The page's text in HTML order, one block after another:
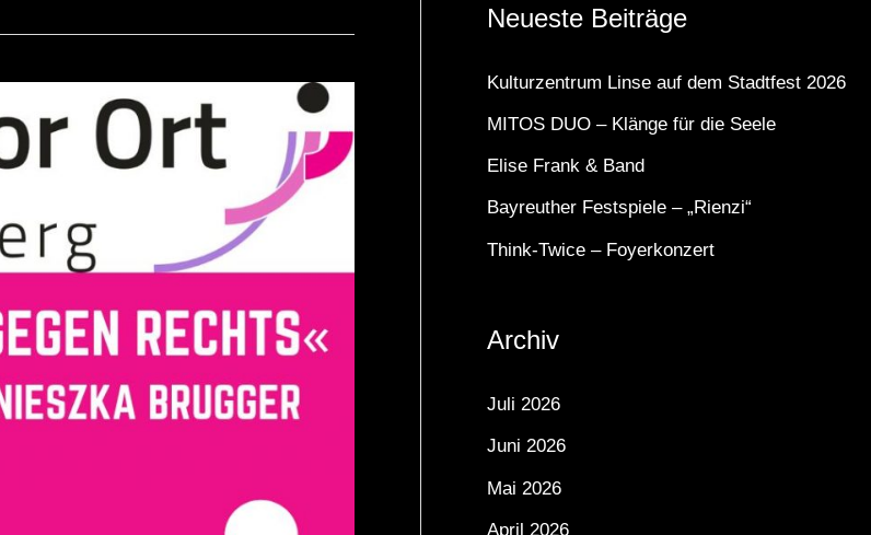
e
h
Neueste Beiträge
Kulturzentrum Linse auf dem Stadtfest 2026
MITOS DUO – Klänge für die Seele
Elise Frank & Band
Bayreuther Festspiele – „Rienzi“
Think-Twice – Foyerkonzert
Archiv
Juli 2026
Juni 2026
Mai 2026
April 2026